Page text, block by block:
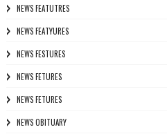
NEWS FEATUTRES
NEWS FEATYURES
NEWS FESTURES
NEWS FETURES
NEWS FETURES
NEWS OBITUARY